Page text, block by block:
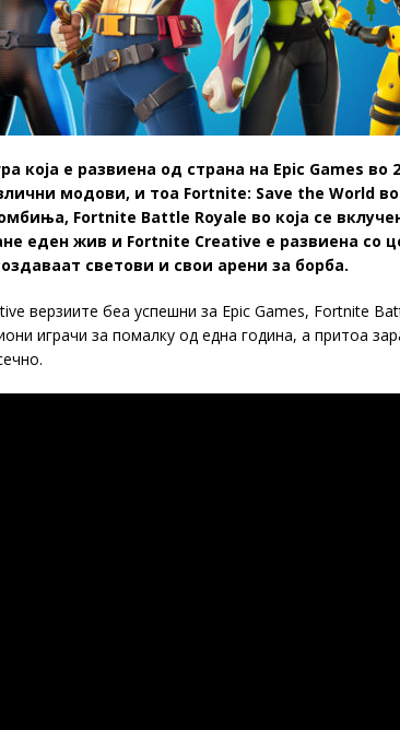
која е развиена од страна на Epic Games во
модови, и тоа Fortnite: Save the World во
Fortnite Battle Royale во која се
еден жив и Fortnite Creative е развиена со
светови и свои арени за борба.
верзиите беа успешни за Epic Games, Fortnite
играчи за помалку од една година, а притоа